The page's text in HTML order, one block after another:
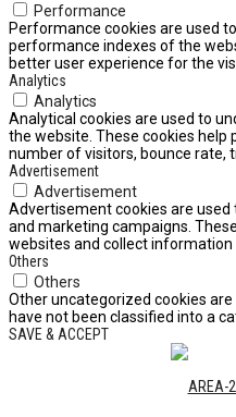
Performance
Performance cookies are used
performance indexes of the
better user experience for the
Analytics
Analytics
Analytical cookies are used to
the website. These cookies
number of visitors, bounce rate,
Advertisement
Advertisement
Advertisement cookies are
and marketing campaigns.
websites and collect information
Others
Others
Other uncategorized cookies
have not been classified into a
SAVE & ACCEPT